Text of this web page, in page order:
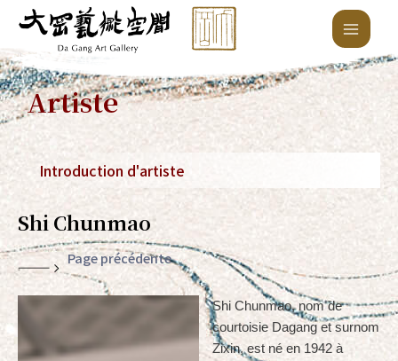
contenu
Main
Menu
Artiste
Introduction d'artiste
Shi Chunmao
Page précédente
Shi Chunmao, nom de
courtoisie Dagang et surnom
Zixin, est né en 1942 à